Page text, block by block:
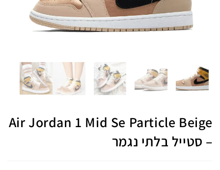
Air Jordan 1 Mid Se Particle Beige
– סטייל בלתי נגמר